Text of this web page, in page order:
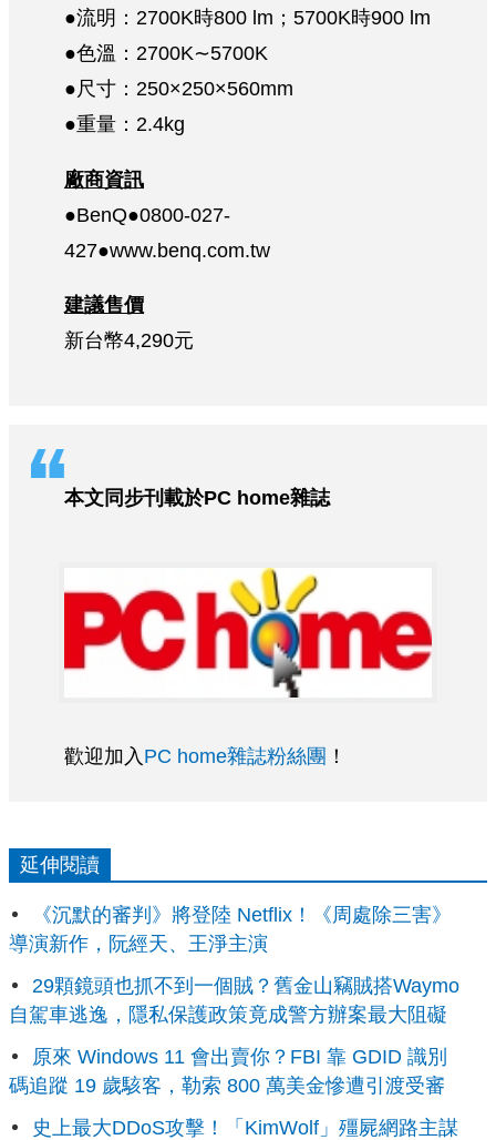
●流明：2700K時800 lm；5700K時900 lm
●色溫：2700K∼5700K
●尺寸：250×250×560mm
●重量：2.4kg
廠商資訊
●BenQ●0800-027-
427●www.benq.com.tw
建議售價
新台幣4,290元
本文同步刊載於PC home雜誌
歡迎加入 PC home雜誌粉絲團 ！
延伸閱讀
《沉默的審判》將登陸 Netflix！《周處除三害》
導演新作，阮經天、王淨主演
29顆鏡頭也抓不到一個賊？舊金山竊賊搭Waymo
自駕車逃逸，隱私保護政策竟成警方辦案最大阻礙
原來 Windows 11 會出賣你？FBI 靠 GDID 識別
碼追蹤 19 歲駭客，勒索 800 萬美金慘遭引渡受審
史上最大DDoS攻擊！「KimWolf」殭屍網路主謀